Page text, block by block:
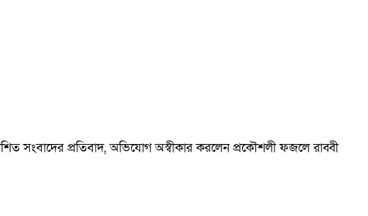
সংবাদের প্রতিবাদ, অভিযোগ অস্বীকার করলেন প্রকৌশলী ফজলে রাব্বী